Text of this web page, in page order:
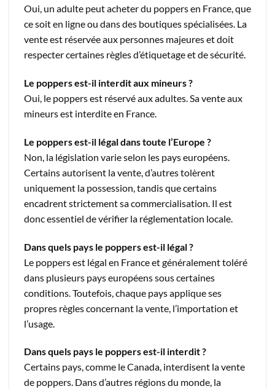
Oui, un adulte peut acheter du poppers en France, que
ce soit en ligne ou dans des boutiques spécialisées. La
vente est réservée aux personnes majeures et doit
respecter certaines règles d’étiquetage et de sécurité.
Le poppers est-il interdit aux mineurs ?
Oui, le poppers est réservé aux adultes. Sa vente aux
mineurs est interdite en France.
Le poppers est-il légal dans toute l’Europe ?
Non, la législation varie selon les pays européens.
Certains autorisent la vente, d’autres tolèrent
uniquement la possession, tandis que certains
encadrent strictement sa commercialisation. Il est
donc essentiel de vérifier la réglementation locale.
Dans quels pays le poppers est-il légal ?
Le poppers est légal en France et généralement toléré
dans plusieurs pays européens sous certaines
conditions. Toutefois, chaque pays applique ses
propres règles concernant la vente, l’importation et
l’usage.
Dans quels pays le poppers est-il interdit ?
Certains pays, comme le Canada, interdisent la vente
de poppers. Dans d’autres régions du monde, la